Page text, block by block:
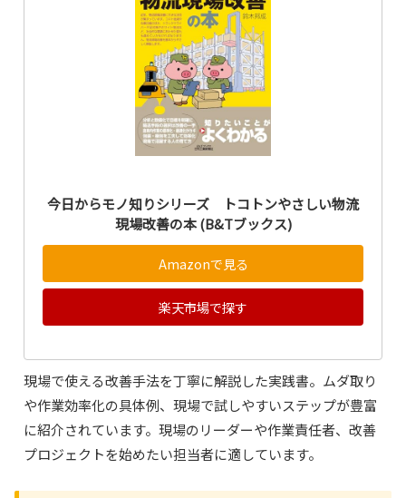
今日からモノ知りシリーズ トコトンやさしい物流
現場改善の本 (B&Tブックス)
Amazonで見る
楽天市場で探す
現場で使える改善手法を丁寧に解説した実践書。ムダ取り
や作業効率化の具体例、現場で試しやすいステップが豊富
に紹介されています。現場のリーダーや作業責任者、改善
プロジェクトを始めたい担当者に適しています。